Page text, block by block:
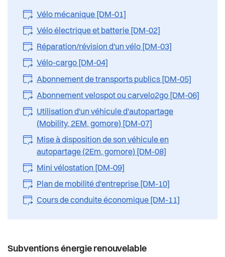
Vélo mécanique [DM-01]
Vélo électrique et batterie [DM-02]
Réparation/révision d'un vélo [DM-03]
Vélo-cargo [DM-04]
Abonnement de transports publics [DM-05]
Abonnement velospot ou carvelo2go [DM-06]
Utilisation d'un véhicule d'autopartage
(Mobility, 2EM, gomore) [DM-07]
Mise à disposition de son véhicule en
autopartage (2Em, gomore) [DM-08]
Mini vélostation [DM-09]
Plan de mobilité d'entreprise [DM-10]
Cours de conduite économique [DM-11]
Subventions énergie renouvelable